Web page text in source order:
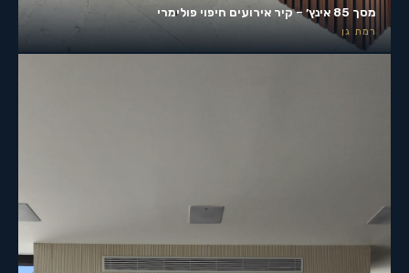
מסך 85 אינץ׳ – קיר אירועים חיפוי פולימרי
רמת גן